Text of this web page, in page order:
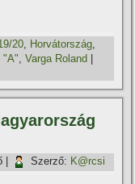
20, Horvátország,
"A",Varga Roland
Szerző: K@rcsi